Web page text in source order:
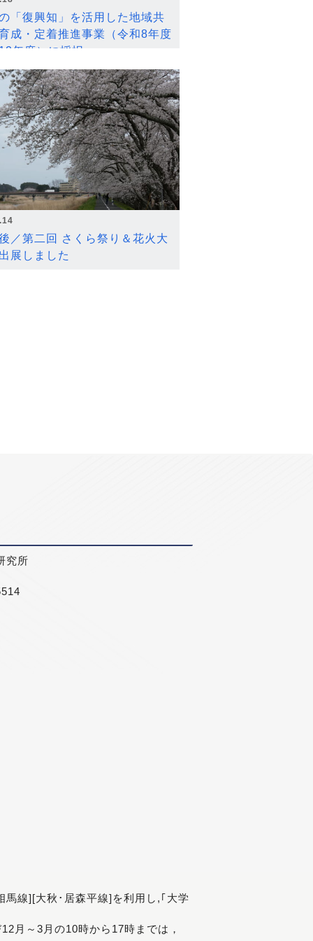
「復興知」を活用した地域共
成・定着推進事業（令和8年度
年度）に採択
／第二回 さくら祭り＆花火大
展しました
究所
線][大秋･居森平線]を利用し,｢大学
月～3月の10時から17時までは，